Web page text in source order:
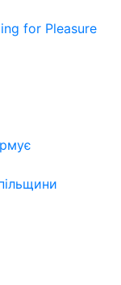
for Pleasure